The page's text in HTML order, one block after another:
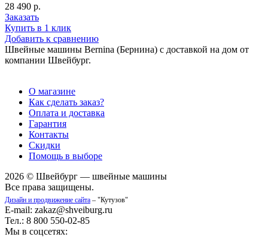
28 490 р.
Заказать
Купить в 1 клик
Добавить к сравнению
Швейные машины Bernina (Бернина) с доставкой на дом от
компании Швейбург.
О магазине
Как сделать заказ?
Оплата и доставка
Гарантия
Контакты
Скидки
Помощь в выборе
2026 © Швейбург — швейные машины
Все права защищены.
Дизайн и продвижение сайта – "Кутузов"
E-mail: zakaz@shveiburg.ru
Тел.: 8 800 550-02-85
Мы в соцсетях: